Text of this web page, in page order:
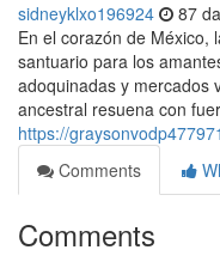
sidneyklxo196924 87
En el corazón de México,
santuario para los
adoquinadas y mercados
ancestral resuena con
https://
Comments
Comments